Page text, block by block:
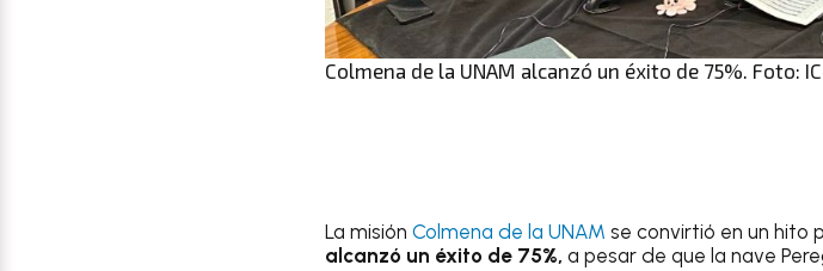
Colmena de la UNAM alcanzó un éxito de 75%. Foto:
La misión Colmena de la UNAM se convirtió en un hito
alcanzó un éxito de 75%, a pesar de que la nave